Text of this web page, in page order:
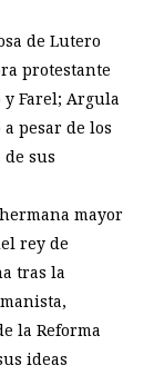
de Lutero
protestante
Farel; Argula
pesar de los
sus
mayor
rey de
tras la
la Reforma
ideas